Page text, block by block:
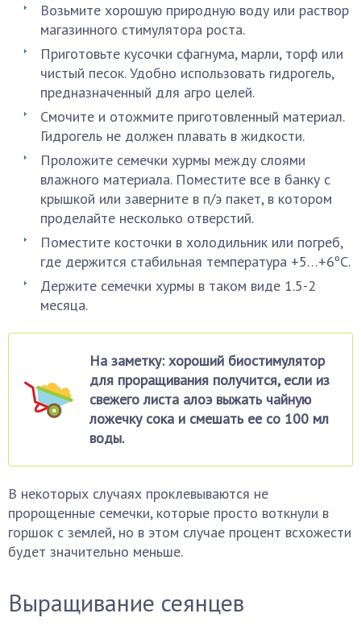
Возьмите хорошую природную воду или раствор
магазинного стимулятора роста.
Приготовьте кусочки сфагнума, марли, торф или
чистый песок. Удобно использовать гидрогель,
предназначенный для агро целей.
Смочите и отожмите приготовленный материал.
Гидрогель не должен плавать в жидкости.
Проложите семечки хурмы между слоями
влажного материала. Поместите все в банку с
крышкой или заверните в п/э пакет, в котором
проделайте несколько отверстий.
Поместите косточки в холодильник или погреб,
где держится стабильная температура +5…+6ºC.
Держите семечки хурмы в таком виде 1.5-2
месяца.
На заметку: хороший биостимулятор
для проращивания получится, если из
свежего листа алоэ выжать чайную
ложечку сока и смешать ее со 100 мл
воды.
В некоторых случаях проклевываются не
пророщенные семечки, которые просто воткнули в
горшок с землей, но в этом случае процент всхожести
будет значительно меньше.
Выращивание сеянцев